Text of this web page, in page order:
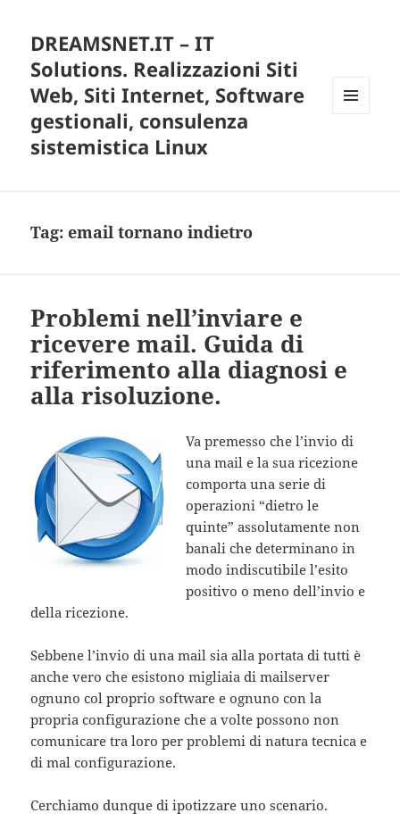
DREAMSNET.IT – IT
Solutions. Realizzazioni Siti
Web, Siti Internet, Software
gestionali, consulenza
sistemistica Linux
Tag:email tornano indietro
Problemi nell’inviare e
ricevere mail. Guida di
riferimento alla diagnosi e
alla risoluzione.
Va premesso che l’invio di
una mail e la sua ricezione
comporta una serie di
operazioni “dietro le
quinte” assolutamente non
banali che determinano in
modo indiscutibile l’esito
positivo o meno dell’invio e
della ricezione.
Sebbene l’invio di una mail sia alla portata di tutti è
anche vero che esistono migliaia di mailserver
ognuno col proprio software e ognuno con la
propria configurazione che a volte possono non
comunicare tra loro per problemi di natura tecnica e
di mal configurazione.
Cerchiamo dunque di ipotizzare uno scenario.